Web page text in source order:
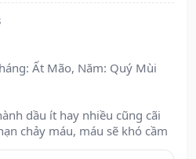
Ất Mão, Năm: Quý Mùi
dầu ít hay nhiều cũng cãi
chảy máu, máu sẽ khó cầm